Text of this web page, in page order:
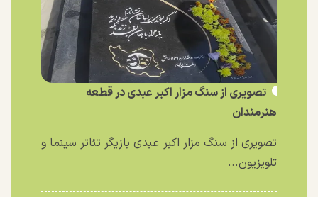
تصویری از سنگ مزار اکبر عبدی در قطعه
هنرمندان
تصویری از سنگ مزار اکبر عبدی بازیگر تئاتر سینما و
تلویزیون...